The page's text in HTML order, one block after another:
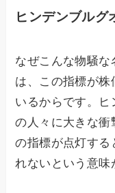
ヒンデンブルグ
なぜこんな物騒
は、この指標が株
いるからです。
の人々に大きな衝
の指標が点灯する
れないという意味